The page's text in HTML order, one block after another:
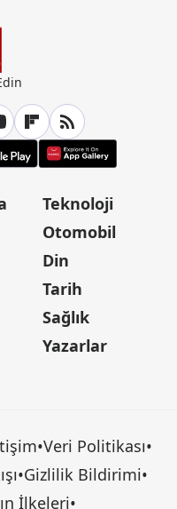
Teknoloji
Otomobil
Din
Tarih
Sağlık
Yazarlar
•Veri Politikası•
•Gizlilik Bildirimi•
İlkeleri•